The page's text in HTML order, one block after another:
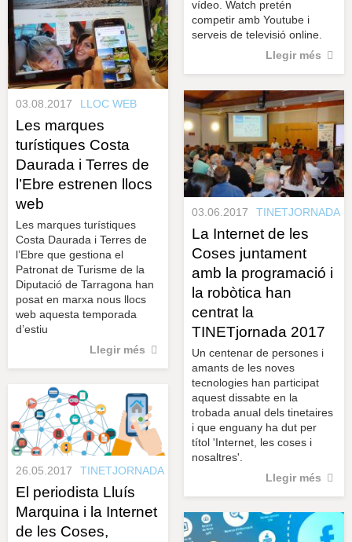
vídeo. Watch pretén
competir amb Youtube i
serveis de televisió online.
Llegir més
03.08.2017 LLOC WEB
Les marques
turístiques Costa
Daurada i Terres de
l’Ebre estrenen llocs
web
Les marques turístiques
Costa Daurada i Terres de
l’Ebre que gestiona el
Patronat de Turisme de la
Diputació de Tarragona han
posat en marxa nous llocs
web aquesta temporada
d’estiu
Llegir més
03.06.2017 TINETJORNADA
La Internet de les
Coses juntament
amb la programació i
la robòtica han
centrat la
TINETjornada 2017
Un centenar de persones i
amants de les noves
tecnologies han participat
aquest dissabte en la
trobada anual dels tinetaires
i que enguany ha dut per
títol 'Internet, les coses i
nosaltres'.
Llegir més
26.05.2017 TINETJORNADA
El periodista Lluís
Marquina i la Internet
de les Coses,